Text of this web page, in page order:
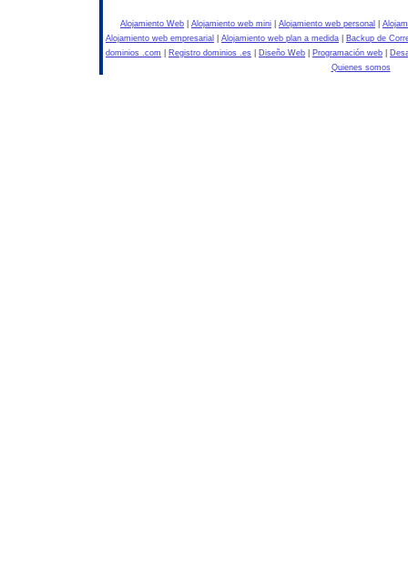
Alojamiento Web Alojamiento web mini Alojamiento web personal
Alojamiento web empresarial
Alojamiento web plan a medida
Backup de
dominios .com
Registro dominios .es Diseño Web Programación web
Quienes somos